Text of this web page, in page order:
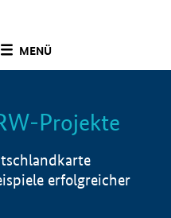
MENÜ
Info
Projekte
erfolgreicher